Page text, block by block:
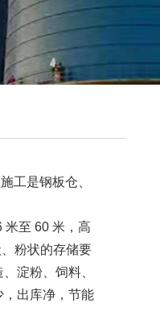
工是钢板仓、
至 60 米，高
粉状的存储要
淀粉、饲料、
出库净，节能